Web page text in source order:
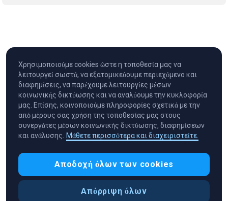
Cryptocurrency in Every Wallet™
Χρησιμοποιούμε cookies ώστε η τοποθεσία μας να
λειτουργεί σωστά, να εξατομικεύουμε περιεχόμενο και
διαφημίσεις, να παρέχουμε λειτουργίες μέσων
κοινωνικής δικτύωσης και να αναλύουμε την κυκλοφορία
μας. Επίσης, κοινοποιούμε πληροφορίες σχετικά με την
από μέρους σας χρήση της τοποθεσίας μας στους
συνεργάτες μέσων κοινωνικής δικτύωσης, διαφημίσεων
και ανάλυσης. Μάθετε περισσότερα και διαχειριστείτε.
Αποδοχή όλων των cookies
Απόρριψη όλων